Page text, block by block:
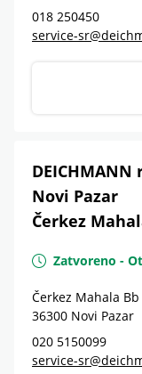
018 250450
service-
DEICHMANN
Novi Pazar
Čerkez
Zatvoreno -
Čerkez Mahala Bb
36300 Novi Pazar
020 5150099
service-